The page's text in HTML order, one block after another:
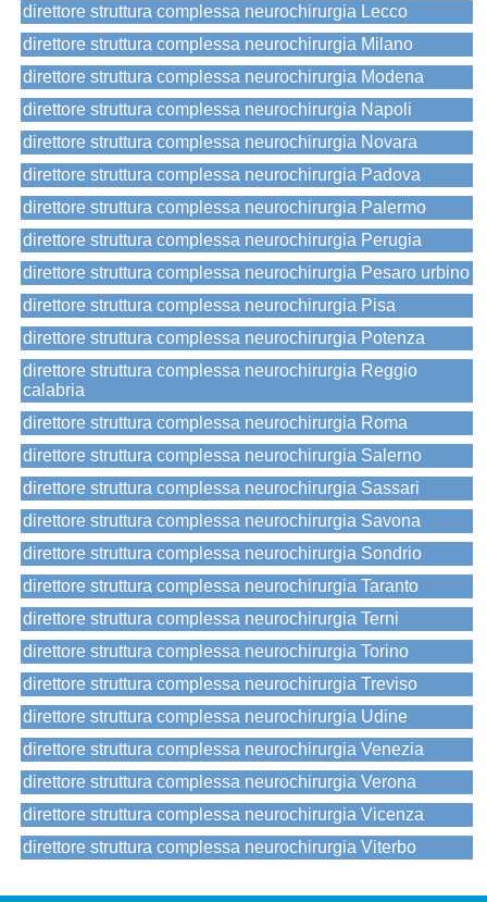
direttore struttura complessa neurochirurgia Lecco
direttore struttura complessa neurochirurgia Milano
direttore struttura complessa neurochirurgia Modena
direttore struttura complessa neurochirurgia Napoli
direttore struttura complessa neurochirurgia Novara
direttore struttura complessa neurochirurgia Padova
direttore struttura complessa neurochirurgia Palermo
direttore struttura complessa neurochirurgia Perugia
direttore struttura complessa neurochirurgia Pesaro urbino
direttore struttura complessa neurochirurgia Pisa
direttore struttura complessa neurochirurgia Potenza
direttore struttura complessa neurochirurgia Reggio
calabria
direttore struttura complessa neurochirurgia Roma
direttore struttura complessa neurochirurgia Salerno
direttore struttura complessa neurochirurgia Sassari
direttore struttura complessa neurochirurgia Savona
direttore struttura complessa neurochirurgia Sondrio
direttore struttura complessa neurochirurgia Taranto
direttore struttura complessa neurochirurgia Terni
direttore struttura complessa neurochirurgia Torino
direttore struttura complessa neurochirurgia Treviso
direttore struttura complessa neurochirurgia Udine
direttore struttura complessa neurochirurgia Venezia
direttore struttura complessa neurochirurgia Verona
direttore struttura complessa neurochirurgia Vicenza
direttore struttura complessa neurochirurgia Viterbo